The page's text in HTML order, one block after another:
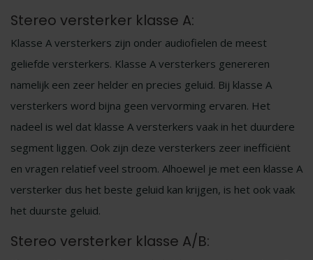
Stereo versterker klasse A:
Klasse A versterkers zijn onder audiofielen de meest
geliefde versterkers. Klasse A versterkers genereren
namelijk een zeer helder en precies geluid. Bij klasse A
versterkers word bijna geen vervorming ervaren. Het
nadeel is wel dat klasse A versterkers vaak in het duurdere
segment liggen. Ook zijn deze versterkers zeer inefficiënt
en vragen relatief veel stroom. Alhoewel je met een klasse A
versterker dus het beste geluid kan krijgen, is het ook vaak
het duurste geluid.
Stereo versterker klasse A/B: